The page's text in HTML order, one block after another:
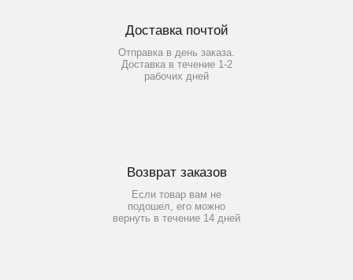
Доставка почтой
Отправка в день заказа.
Доставка в течение 1-2
рабочих дней
Возврат заказов
Если товар вам не
подошел, его можно
вернуть в течение 14 дней